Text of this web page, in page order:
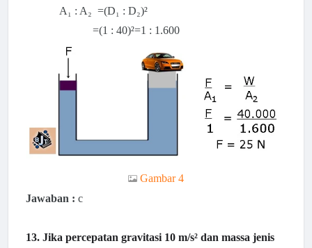
A₁ : A₂ =(D₁ : D₂)²
=(1 : 40)²=1 : 1.600
Gambar 4
Jawaban : c
13. Jika percepatan gravitasi 10 m/s² dan massa jenis